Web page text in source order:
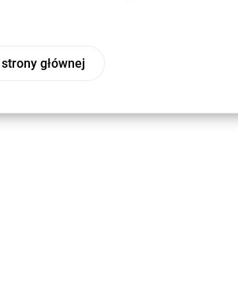
głównej